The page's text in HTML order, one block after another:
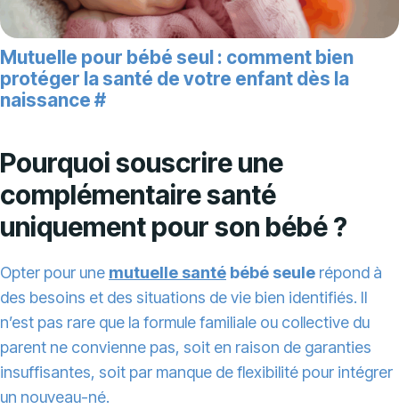
Mutuelle pour bébé seul : comment bien
protéger la santé de votre enfant dès la
naissance #
Pourquoi souscrire une
complémentaire santé
uniquement pour son bébé ?
Opter pour une mutuelle santé bébé seule répond à
des besoins et des situations de vie bien identifiés. Il
n’est pas rare que la formule familiale ou collective du
parent ne convienne pas, soit en raison de garanties
insuffisantes, soit par manque de flexibilité pour intégrer
un nouveau-né.